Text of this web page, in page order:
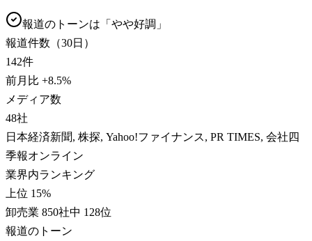
報道のトーンは「 やや好調 」
報道件数（30日）
142件
前月比 +8.5%
メディア数
48社
日本経済新聞, 株探, Yahoo!ファイナンス, PR TIMES, 会社四
季報オンライン
業界内ランキング
上位 15%
卸売業 850社中 128位
報道のトーン